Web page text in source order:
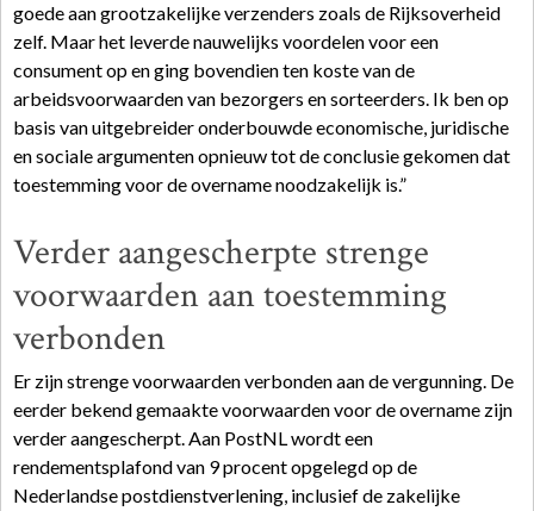
goede aan grootzakelijke verzenders zoals de Rijksoverheid
zelf. Maar het leverde nauwelijks voordelen voor een
consument op en ging bovendien ten koste van de
arbeidsvoorwaarden van bezorgers en sorteerders. Ik ben op
basis van uitgebreider onderbouwde economische, juridische
en sociale argumenten opnieuw tot de conclusie gekomen dat
toestemming voor de overname noodzakelijk is.”
Verder aangescherpte strenge
voorwaarden aan toestemming
verbonden
Er zijn strenge voorwaarden verbonden aan de vergunning. De
eerder bekend gemaakte voorwaarden voor de overname zijn
verder aangescherpt. Aan PostNL wordt een
rendementsplafond van 9 procent opgelegd op de
Nederlandse postdienstverlening, inclusief de zakelijke